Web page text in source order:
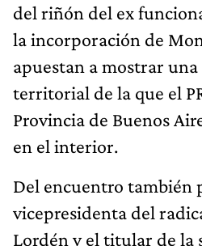
del riñón del ex
la incorporación de
apuestan a mostrar
territorial de la que el
Provincia de Buenos
en el interior.
Del encuentro también
vicepresidenta del
Lordén y el titular de la